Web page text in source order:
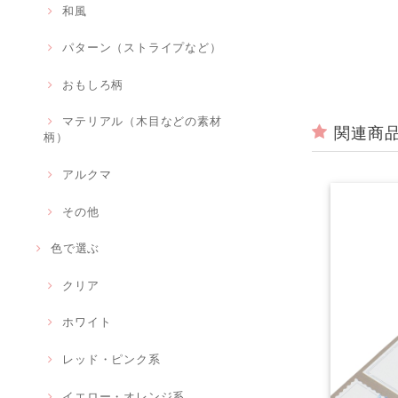
和風
パターン（ストライプなど）
おもしろ柄
マテリアル（木目などの素材
柄）
アルクマ
その他
色で選ぶ
クリア
ホワイト
レッド・ピンク系
関連商